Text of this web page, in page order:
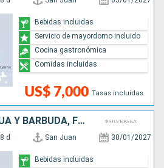
US$ 7,000 Tasas incluidas
Bebidas incluidas
Servicio de mayordomo incluido
Cocina gastronómica
Comidas incluidas
REINO UNIDO, ANTIGUA Y BARBUDA, FRANCIA, PUERTO RICO
8 d San Juan 30/01/2027
Bebidas incluidas